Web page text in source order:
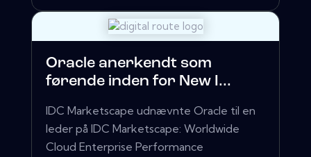
Oracle anerkendt som
førende inden for New I...
IDC Marketscape udnævnte Oracle til en
leder på IDC Marketscape: Worldwide
Cloud Enterprise Performance